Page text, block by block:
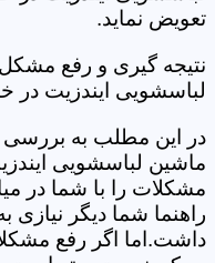
تعویض نماید.
نتیجه گیری و رفع
لباسشویی ایندزیت در
در این مطلب به بررسی
ماشین لباسشویی
مشکلات را با شما در
راهنما شما دیگر نیازی
داشت.اما اگر رفع